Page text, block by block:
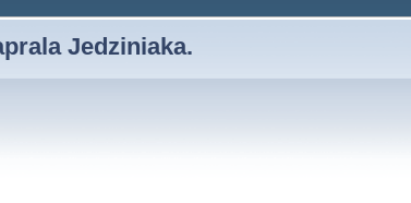
Jedziniaka.